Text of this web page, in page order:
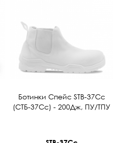
Ботинки Спейс STB-37Сс
(СТБ-37Сс) - 200Дж, ПУ/ТПУ